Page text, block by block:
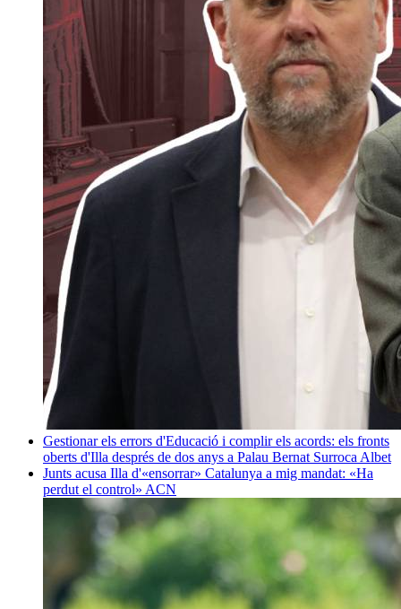
Gestionar els errors d'Educació i complir els acords: els fronts
oberts d'Illa després de dos anys a Palau Bernat Surroca Albet
Junts acusa Illa d'«ensorrar» Catalunya a mig mandat: «Ha
perdut el control» ACN